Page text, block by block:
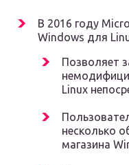
В 2016 году
Windows для
Позволяет
Linux
несколько
магазина